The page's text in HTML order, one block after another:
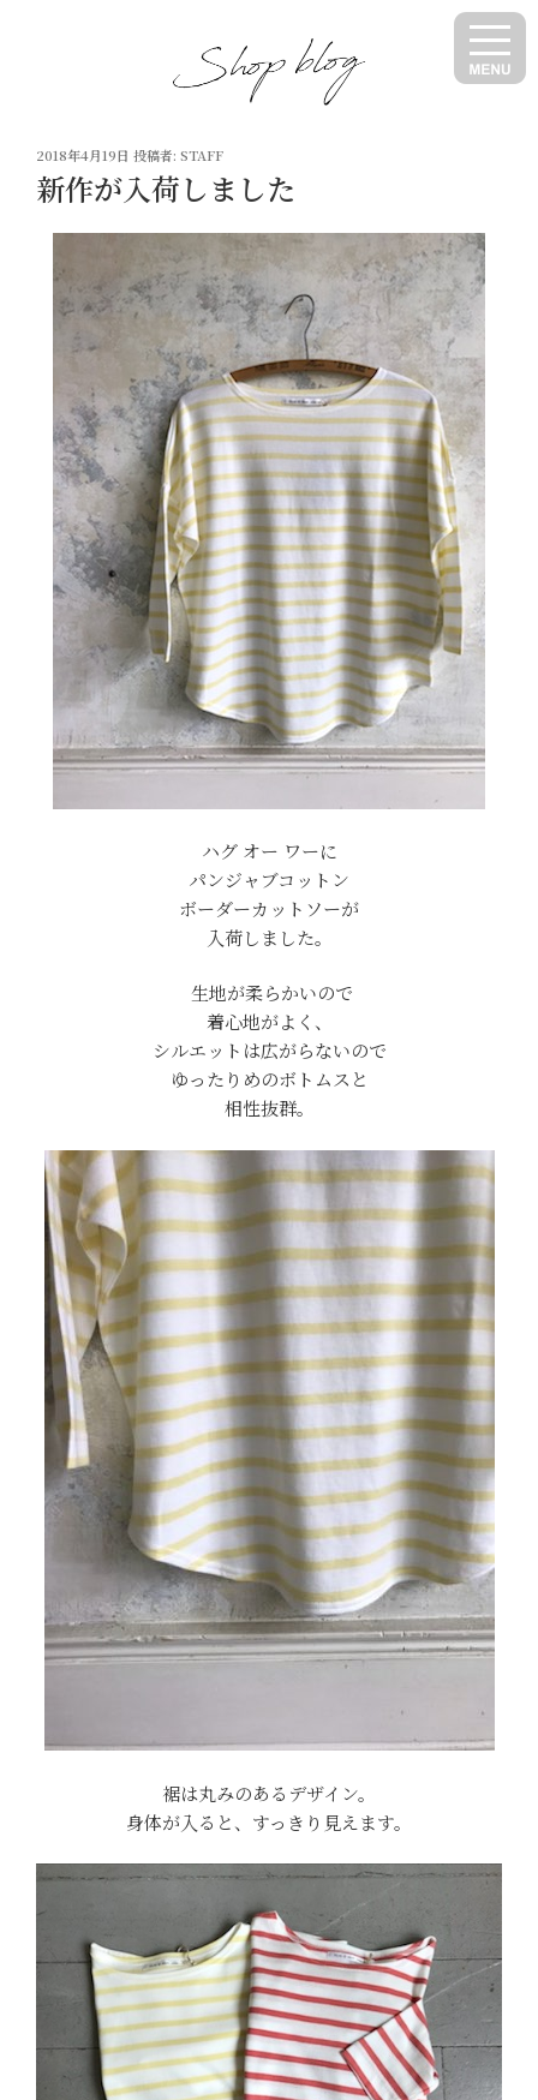
投
稿
日:
2018年4月19日 投稿者: STAFF
新作が入荷しました
ハグ オー ワーに
パンジャブコットン
ボーダーカットソーが
入荷しました。
生地が柔らかいので
着心地がよく、
シルエットは広がらないので
ゆったりめのボトムスと
相性抜群。
裾は丸みのあるデザイン。
身体が入ると、すっきり見えます。